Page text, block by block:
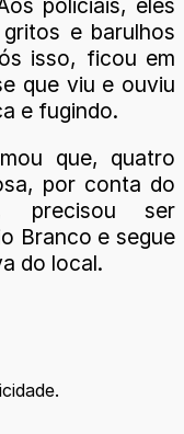
e barulhos
isso, ficou em
que viu e ouviu
e fugindo.
que, quatro
por conta do
precisou ser
Branco e segue
do local.